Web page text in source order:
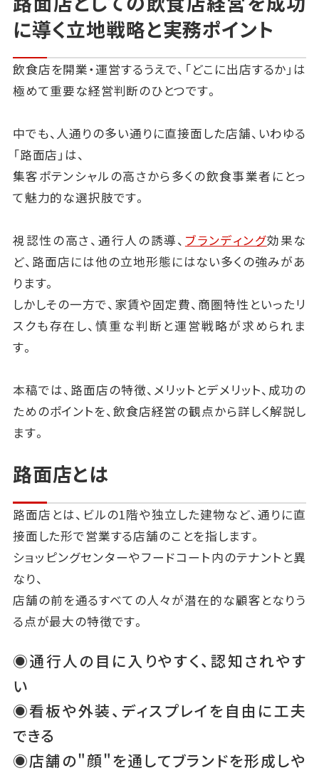
に導く立地戦略と実務ポイント
飲食店を開業・運営するうえで、「どこに出店するか」は
極めて重要な経営判断のひとつです。
中でも、人通りの多い通りに直接面した店舗、いわゆる
「路面店」は、
集客ポテンシャルの高さから多くの飲食事業者にとっ
て魅力的な選択肢です。
視認性の高さ、通行人の誘導、 ブランディング効果な
ど、路面店には他の立地形態にはない多くの強みがあ
ります。
しかしその一方で、家賃や固定費、商圏特性といったリ
スクも存在し、慎重な判断と運営戦略が求められま
す。
本稿では、路面店の特徴、メリットとデメリット、成功の
ためのポイントを、飲食店経営の観点から詳しく解説し
ます。
路面店とは
路面店とは、ビルの1階や独立した建物など、通りに直
接面した形で営業する店舗のことを指します。
ショッピングセンターやフードコート内のテナントと異
なり、
店舗の前を通るすべての人々が潜在的な顧客となりう
る点が最大の特徴です。
◉通行人の目に入りやすく、認知されやす
い
◉看板や外装、ディスプレイを自由に工夫
できる
◉店舗の"顔"を通してブランドを形成しや